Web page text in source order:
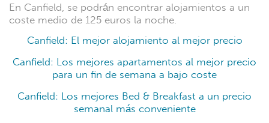
En Canfield, se podrán encontrar alojamientos a un
coste medio de 125 euros la noche.
Canfield: El mejor alojamiento al mejor precio
Canfield: Los mejores apartamentos al mejor precio
para un fin de semana a bajo coste
Canfield: Los mejores Bed & Breakfast a un precio
semanal más conveniente